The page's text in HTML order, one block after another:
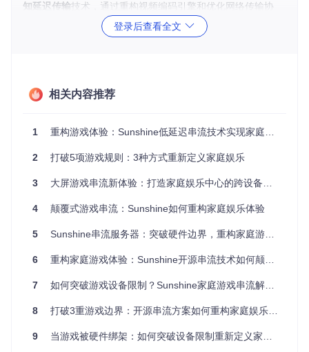
知延迟传输技术，通过重构视频编码引擎和优化网络传输协
议，将操作指令到画面显示的延迟控制在人眼无法察觉的范围
内，确保射击游戏的精准瞄准和动作游戏的流畅操作。其次是
平台游戏串流的画面撕裂问题。
受欢迎的场景。在Windows系统中，只需运行Sunshine的服务
无需每次手动启动。安装完成后，通过浏览器访问Web控制
的是，在配置过程中，建议启用"硬件加速编码"选项，充分利
Linux用户同样能享受到便捷的配置过程。对于Ubuntu用户，
通过Flatpak安装Sunshine后，系统会自动配置Wayland comp
ositor支持，利用wlroots协议实现零拷贝捕获技术，有效解决
画面撕裂问题。配置完成后，无论是连接电视还是投影仪，都
能获得稳定的串流体验。
登录后查看全文
相关内容推荐
1 重构游戏体验：Sunshine低延迟串流技术实现家庭娱乐自由
2 打破5项游戏规则：3种方式重新定义家庭娱乐
3 大屏游戏串流新体验：打造家庭娱乐中心的跨设备方案
4 颠覆式游戏串流：Sunshine如何重构家庭娱乐体验
5 Sunshine串流服务器：突破硬件边界，重构家庭游戏娱乐体验
6 重构家庭游戏体验：Sunshine开源串流技术如何颠覆设备边界
7 如何突破游戏设备限制？Sunshine家庭游戏串流解决方案指南
8 打破3重游戏边界：开源串流方案如何重构家庭娱乐体验
9 当游戏被硬件绑架：如何突破设备限制重新定义家庭娱乐体验